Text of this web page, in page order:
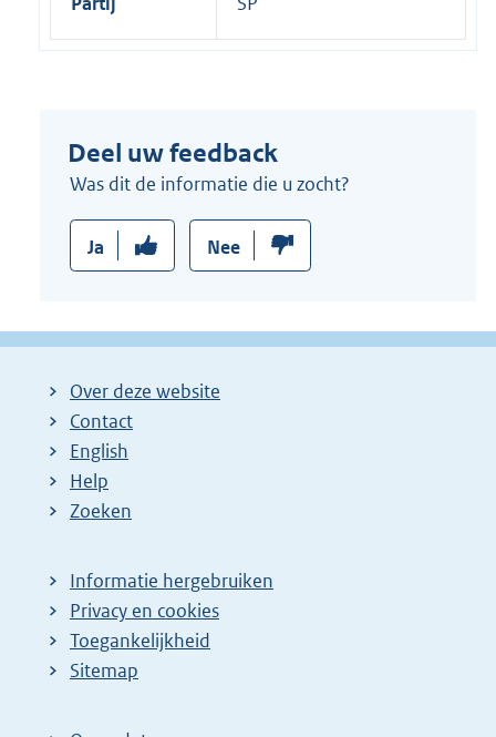
Deel uw feedback
Was dit de informatie die u zocht?
Ja Nee
Over deze website
Contact
English
Help
Zoeken
Informatie hergebruiken
Privacy en cookies
Toegankelijkheid
Sitemap